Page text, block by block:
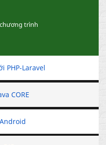
chương trình
PHP-Laravel
CORE